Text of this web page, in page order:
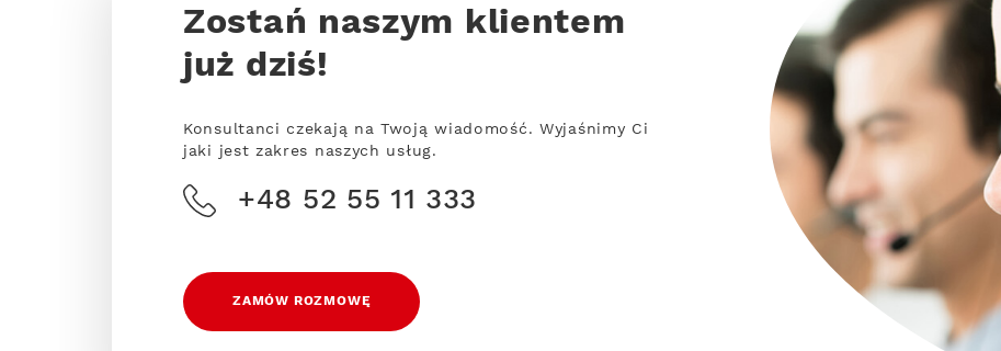
Zostań naszym klientem
już dziś!
Konsultanci czekają na Twoją wiadomość. Wyjaśnimy Ci
jaki jest zakres naszych usług.
+48 52 55 11 333
ZAMÓW ROZMOWĘ